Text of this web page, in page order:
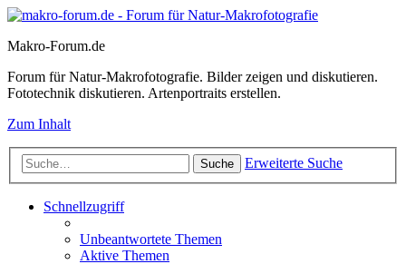
Makro-Forum.de
Forum für Natur-Makrofotografie. Bilder zeigen und diskutieren.
Fototechnik diskutieren. Artenportraits erstellen.
Zum Inhalt
Suche Erweiterte Suche
Schnellzugriff
Unbeantwortete Themen
Aktive Themen